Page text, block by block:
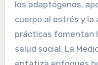
los adaptógenos,
cuerpo al estrés y
prácticas fomentan
salud social. La